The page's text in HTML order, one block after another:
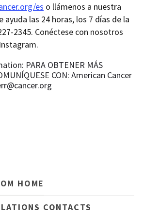
es o llámenos a nuestra
ayuda las 24 horas, los 7 días de la
2345. Conéctese con nosotros
PARA OBTENER MÁS
CON: American Cancer
HOME
CONTACTS